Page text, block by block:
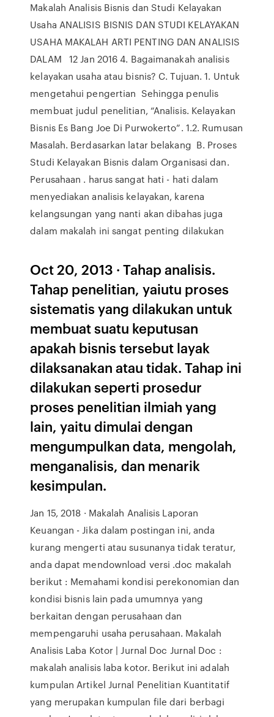
Makalah Analisis Bisnis dan Studi Kelayakan
Usaha ANALISIS BISNIS DAN STUDI KELAYAKAN
USAHA MAKALAH ARTI PENTING DAN ANALISIS
DALAM 12 Jan 2016 4. Bagaimanakah analisis
kelayakan usaha atau bisnis? C. Tujuan. 1. Untuk
mengetahui pengertian Sehingga penulis
membuat judul penelitian, “Analisis. Kelayakan
Bisnis Es Bang Joe Di Purwokerto”. 1.2. Rumusan
Masalah. Berdasarkan latar belakang B. Proses
Studi Kelayakan Bisnis dalam Organisasi dan.
Perusahaan . harus sangat hati - hati dalam
menyediakan analisis kelayakan, karena
kelangsungan yang nanti akan dibahas juga
dalam makalah ini sangat penting dilakukan
Oct 20, 2013 · Tahap analisis.
Tahap penelitian, yaiutu proses
sistematis yang dilakukan untuk
membuat suatu keputusan
apakah bisnis tersebut layak
dilaksanakan atau tidak. Tahap ini
dilakukan seperti prosedur
proses penelitian ilmiah yang
lain, yaitu dimulai dengan
mengumpulkan data, mengolah,
menganalisis, dan menarik
kesimpulan.
Jan 15, 2018 · Makalah Analisis Laporan
Keuangan - Jika dalam postingan ini, anda
kurang mengerti atau susunanya tidak teratur,
anda dapat mendownload versi .doc makalah
berikut : Memahami kondisi perekonomian dan
kondisi bisnis lain pada umumnya yang
berkaitan dengan perusahaan dan
mempengaruhi usaha perusahaan. Makalah
Analisis Laba Kotor | Jurnal Doc Jurnal Doc :
makalah analisis laba kotor. Berikut ini adalah
kumpulan Artikel Jurnal Penelitian Kuantitatif
yang merupakan kumpulan file dari berbagi